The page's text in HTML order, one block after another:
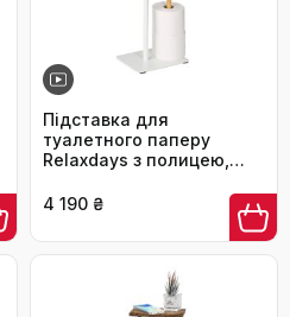
Підставка для
туалетного паперу
Relaxdays з полицею,
для рулонів з бамбука та
натуральний
4 190 ₴